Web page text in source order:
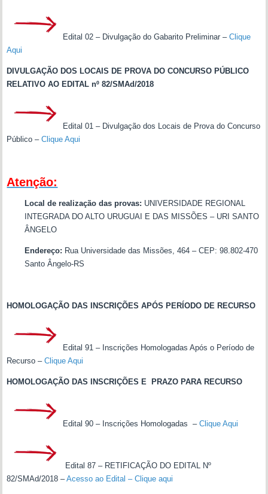
Edital 02 – Divulgação do Gabarito Preliminar –Clique
Aqui
DIVULGAÇÃO DOS LOCAIS DE PROVA DO CONCURSO PÚBLICO
RELATIVO AO EDITAL nº 82/SMAd/2018
Edital 01 – Divulgação dos Locais de Prova do Concurso
Público –Clique Aqui
Atenção:
Local de realização das provas: UNIVERSIDADE REGIONAL
INTEGRADA DO ALTO URUGUAI E DAS MISSÕES – URI SANTO
ÂNGELO
Endereço: Rua Universidade das Missões, 464 – CEP: 98.802-470
Santo Ângelo-RS
HOMOLOGAÇÃO DAS INSCRIÇÕES APÓS PE RÍODO DE RECURSO
Edital 91 – Inscrições Homologadas Após o Período de
Recurso –Clique Aqui
HOMOLOGAÇÃO DAS INSCRIÇÕES E PRAZO PARA RECURSO
Edital 90 – Inscrições Homologadas –Clique Aqui
Edital 87 – RETIFICAÇÃO DO EDITAL Nº
82/SMAd/2018 –Acesso ao Edital – Clique aqui